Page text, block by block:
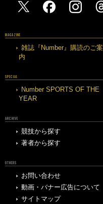
MAGAZINE
雑誌『Number』購読のご案
内
SPECIAL
Number SPORTS OF THE
YEAR
ARCHIVE
競技から探す
著者から探す
OTHERS
お問い合わせ
動画・バナー広告について
サイトマップ